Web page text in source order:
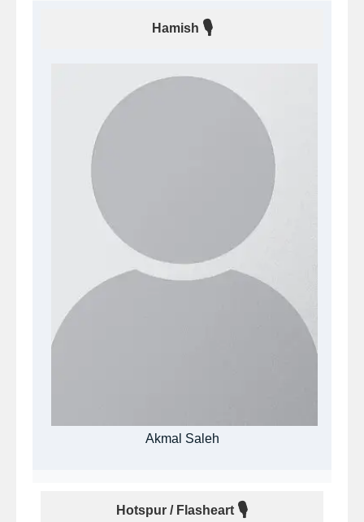
Hamish 🎙
Akmal Saleh
Hotspur / Flasheart 🎙